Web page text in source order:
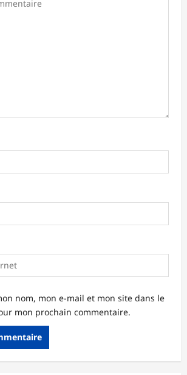
nom, mon e-mail et mon site dans le
mon prochain commentaire.